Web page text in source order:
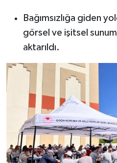
Bağımsızlığa giden
görsel ve işitsel
aktarıldı.